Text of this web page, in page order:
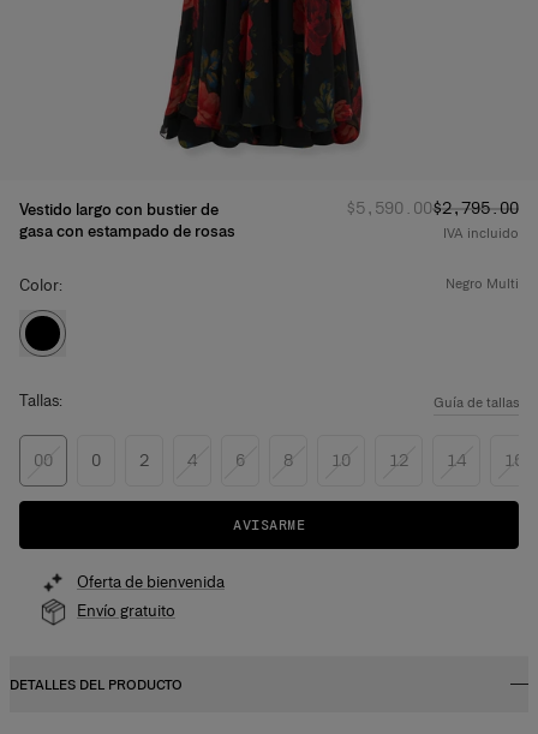
Vestido largo con bustier de
gasa con estampado de rosas
Precio habitual:
$5,590.00Precio
$2,795.00
IVA incluido
Color: negro multi
Tallas: Guía de tallas
00 0 2 4 6 8 10 12 14 16
AVISARME
Oferta de bienvenida
Envío gratuito
DETALLES DEL PRODUCTO